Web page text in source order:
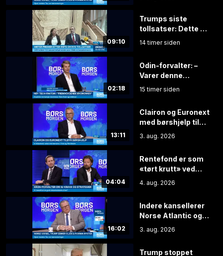
09:10
Trumps siste
tollsatser: Dette er
konsekvensene for
14 timer siden
02:18
Odin-forvalter: –
Varer denne
syklusen lenger, er
15 timer siden
13:11
Clairon og Euronext
med børshjelp til
nykommere
3. aug. 2026
04:04
Rentefond er som
«tørt krutt» ved
børsfall: – Kan
brukes til å kjøpe
4. aug. 2026
16:02
Indere kansellerer
Norse Atlantic og
Trump sitter på
gjerdet
3. aug. 2026
Trump stoppet